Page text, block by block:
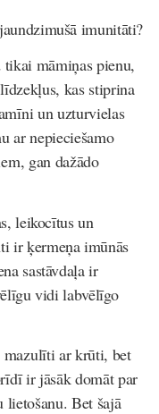
imunitāti?
māmiņas pienu,
kas stiprina
un uzturvielas
ar nepieciešamo
gan dažādo
leikocītus un
ir ķermeņa imūnās
sastāvdaļa ir
vidi labvēlīgo
mazulīti ar krūti, bet
ir jāsāk domāt par
Bet šajā